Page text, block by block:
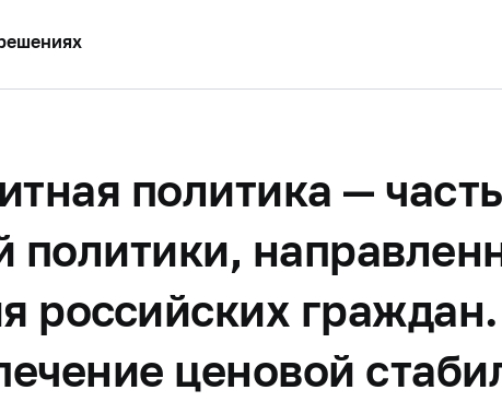
политика —
политики,
российских
ценовой